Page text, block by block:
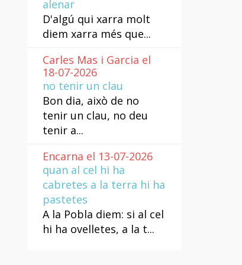
alenar
D'algú qui xarra molt
diem xarra més que...
Carles Mas i Garcia el
18-07-2026
no tenir un clau
Bon dia, això de no
tenir un clau, no deu
tenir a...
Encarna el 13-07-2026
quan al cel hi ha
cabretes a la terra hi ha
pastetes
A la Pobla diem: si al cel
hi ha ovelletes, a la t...